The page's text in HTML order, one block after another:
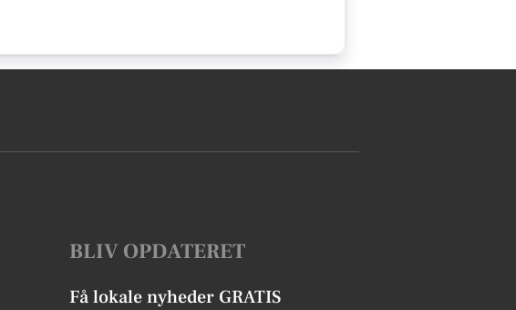
BLIV OPDATERET
Få lokale nyheder GRATIS